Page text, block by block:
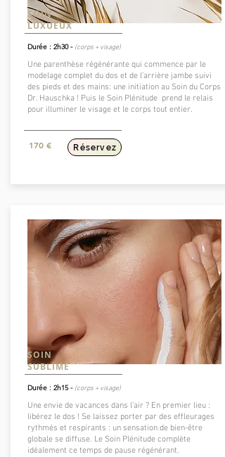
SOIN
LUXUEUX
Durée : 2h30 - (corps + visage)
Une parenthèse régénérante qui commence par le
modelage complet du dos et de l’arrière jambe suivi
des pieds et des mains: une initiation au Soin du Corps
Dr. Hauschka ! Puis le Soin Plénitude prend le relais
pour illuminer le visage et le corps tout entier.
170 € Réservez
SOIN
SUBLIMÉ
Durée : 2h15 - (corps + visage)
Une envie de vacances dans l’air ? En premier lieu :
libérez le dos ! Se laissez porter par des effleurages
rythmés et respirants : un sensation de bien-être
globale se diffuse. Le Soin Plénitude complète
idéalement ce temps de pause régénérant.